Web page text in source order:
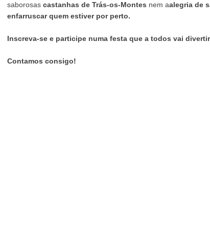
saborosas castanhas de Trás-os-Montes nem aalegria de
enfarruscar quem estiver por perto.
Inscreva-se e participe numa festa que a todos vai
Contamos consigo!